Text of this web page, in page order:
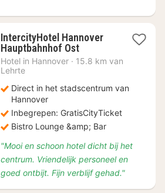
IntercityHotel Hannover
Hauptbahnhof Ost3
nachten
53
Hotel in Hannover · 15.8 km van
Lehrte
Direct in het stadscentrum van
Hannover
Inbegrepen: GratisCityTicket
Bistro Lounge &amp; Bar
"Mooi en schoon hotel dicht bij het
centrum. Vriendelijk personeel en
goed ontbijt. Fijn verblijf gehad."